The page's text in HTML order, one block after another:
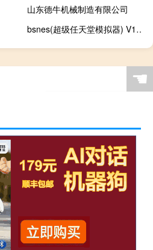
山东德牛机械制造有限公司
bsnes(超级任天堂模拟器) V1.1.3 汉化版（bsnes(超级任天堂模拟器) V1.1.3 汉化版功能简介）
☚